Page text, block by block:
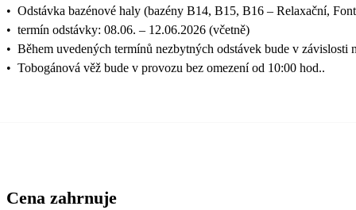
• Odstávka bazénové haly (bazény B14, B15, B16 – Relaxační,
• termín odstávky: 08.06. – 12.06.2026 (včetně)
• Během uvedených termínů nezbytných odstávek bude v
• Tobogánová věž bude v provozu bez omezení od 10:00 hod..
Cena zahrnuje